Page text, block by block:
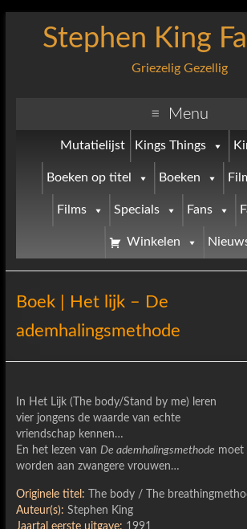
Stephen King
Griezelig Gezellig
Menu
Mutatielijst Kings Things
Boeken op titel Boeken
Films Specials Fans
Winkelen
Boek | Het lijk – De
ademhalingsmethode
In Het Lijk (The body/Stand by me) leren
vier jongens de waarde van echte
vriendschap kennen…
En het lezen van De ademhalingsmethode moet
worden aan zwangere vrouwen…
Originele titel: The body / The
Auteur(s): Stephen King
Jaartal eerste uitgave: 1991